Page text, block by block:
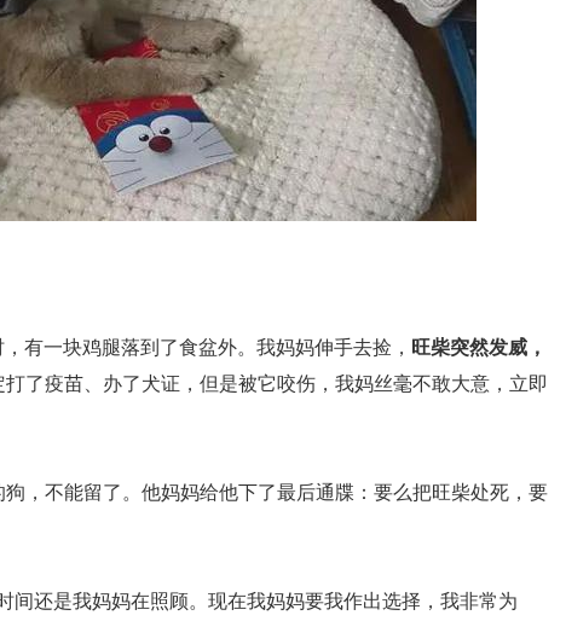
有一块鸡腿落到了食盆外。我妈妈伸手去捡， 旺柴突然发威，
打了疫苗、办了犬证，但是被它咬伤，我妈丝毫不敢大意，立即
，不能留了。他妈妈给他下了最后通牒：要么把旺柴处死，要
间还是我妈妈在照顾。现在我妈妈要我作出选择，我非常为